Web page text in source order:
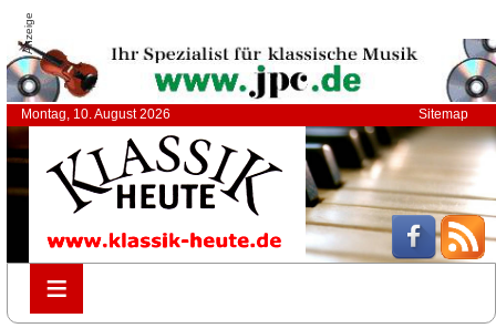
Anzeige
Montag, 10. August 2026 Sitemap
≡
≡